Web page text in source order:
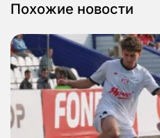
Похожие новости